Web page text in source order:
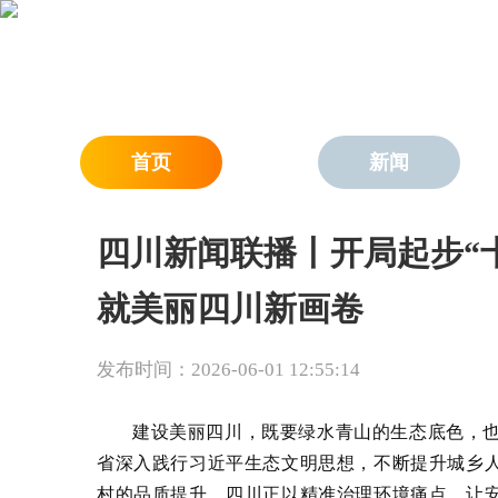
首页 新闻
四川新闻联播丨开局起步
就美丽四川新画卷
发布时间：2026-06-01 12:55:14
建设美丽四川，既要绿水青山的生态底色，
省深入践行习近平生态文明思想，不断提升城乡
村的品质提升，四川正以精准治理环境痛点，让